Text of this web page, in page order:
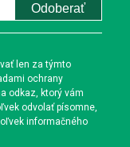
Odoberať
len za týmto
ochrany
odkaz, ktorý vám
odvolať písomne,
informačného